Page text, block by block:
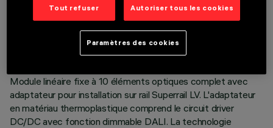
DONNÉES TECHNIQUES
Module linéaire fixe à 10 éléments optiques complet avec
adaptateur pour installation sur rail Superrail LV. L'adaptateur
en matériau thermoplastique comprend le circuit driver
DC/DC avec fonction dimmable DALI. La technologie
Tout refuser Autoriser tous les cookies
Paramètres des cookies